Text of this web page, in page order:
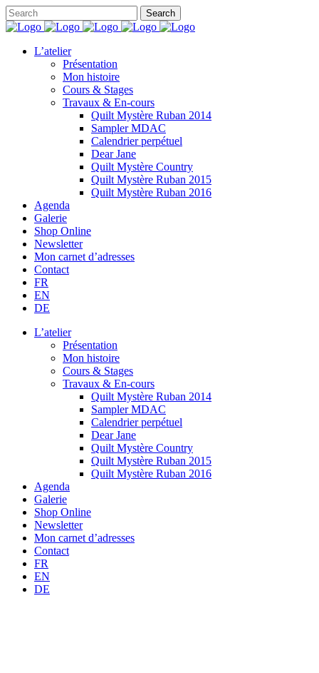
L’atelier
Présentation
Mon histoire
Cours & Stages
Travaux & En-cours
Quilt Mystère Ruban 2014
Sampler MDAC
Calendrier perpétuel
Dear Jane
Quilt Mystère Country
Quilt Mystère Ruban 2015
Quilt Mystère Ruban 2016
Agenda
Galerie
Shop Online
Newsletter
Mon carnet d’adresses
Contact
FR
EN
DE
L’atelier
Présentation
Mon histoire
Cours & Stages
Travaux & En-cours
Quilt Mystère Ruban 2014
Sampler MDAC
Calendrier perpétuel
Dear Jane
Quilt Mystère Country
Quilt Mystère Ruban 2015
Quilt Mystère Ruban 2016
Agenda
Galerie
Shop Online
Newsletter
Mon carnet d’adresses
Contact
FR
EN
DE